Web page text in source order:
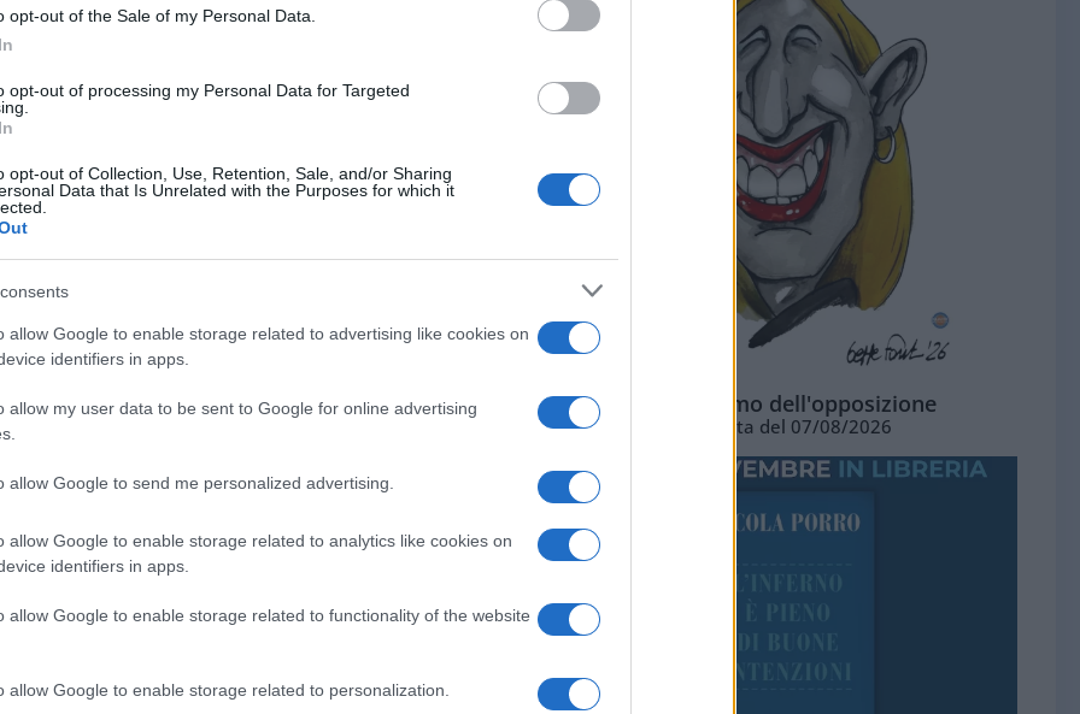
opt-out of the Sale of my Personal Data.
opt-out of processing my Personal Data for Targeted
opt-out of Collection, Use, Retention, Sale, and/or Sharing
Data that Is Unrelated with the Purposes for which it
allow Google to enable storage related to advertising like cookies on
identifiers in apps.
allow my user data to be sent to Google for online advertising
allow Google to send me personalized advertising.
allow Google to enable storage related to analytics like cookies on
identifiers in apps.
allow Google to enable storage related to functionality of the website
allow Google to enable storage related to personalization.
“Hanno chiesto 30 mesi di
ai danni della calciatrice per quel bacio
dopo la vittoria della Coppa del Mondo
ma il fatto che finisca sul banco degli
Cruciani ha dichiarato di essere
essere buoni, cattivi, bravi, coscienti,
da chi poi e con quali metodi, a far
È impossibile capirlo prima,
i politici, il conduttore ha replicato:
Gratteri
, grande procuratore a
dice che bisogna fare i test
quello, nessun test antidroga ai politici,
giocatore di calcio. Non c’è uno
giocatore del Napoli, dovrebbe
che gioca nell’Inter? Non si capisce
L'ottimismo dell'opposizione
Vignetta del 07/08/2026